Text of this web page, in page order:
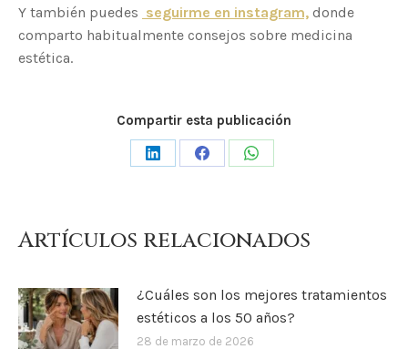
Y también puedes seguirme en instagram, donde
comparto habitualmente consejos sobre medicina
estética.
Compartir esta publicación
Share
Share
Share
Artículos relacionados
¿Cuáles son los mejores tratamientos
estéticos a los 50 años?
28 de marzo de 2026